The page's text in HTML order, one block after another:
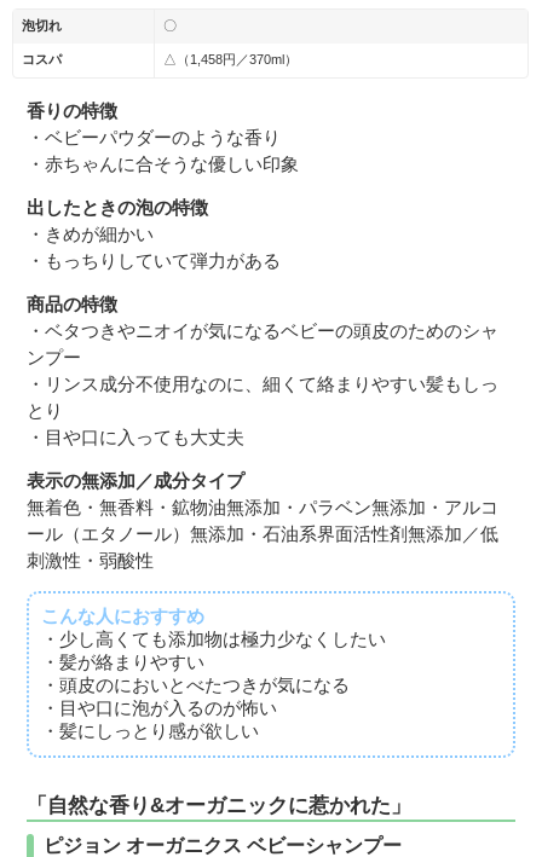
泡切れ 〇
コスパ △（1,458円／370ml）
香りの特徴
・ベビーパウダーのような香り
・赤ちゃんに合そうな優しい印象
出したときの泡の特徴
・きめが細かい
・もっちりしていて弾力がある
商品の特徴
・ベタつきやニオイが気になるベビーの頭皮のためのシャ
ンプー
・リンス成分不使用なのに、細くて絡まりやすい髪もしっ
とり
・目や口に入っても大丈夫
表示の無添加／成分タイプ
無着色・無香料・鉱物油無添加・パラベン無添加・アルコ
ール（エタノール）無添加・石油系界面活性剤無添加／低
刺激性・弱酸性
こんな人におすすめ
・少し高くても添加物は極力少なくしたい
・髪が絡まりやすい
・頭皮のにおいとべたつきが気になる
・目や口に泡が入るのが怖い
・髪にしっとり感が欲しい
「自然な香り&オーガニックに惹かれた」
ピジョン オーガニクス ベビーシャンプー